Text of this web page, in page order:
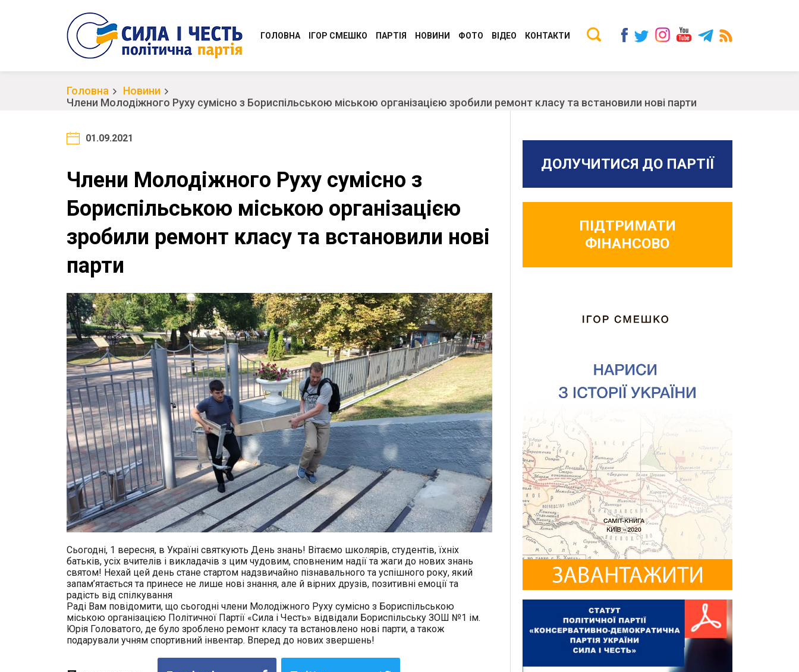
ГОЛОВНА ІГОР СМЕШКО ПАРТІЯ
демократичної партії України “Сила і
Ідеологія
НОВИНИ ФОТО ВІДЕО КОНТАКТИ
Головна
Новини
Члени Молодіжного Руху сумісно з Бориспільською міською організацією зробили ремонт класу та встановили нові парти
01.09.2021
Члени Молодіжного Руху сумісно з
Бориспільською міською організацією
зробили ремонт класу та встановили нові
парти
Сьогодні, 1 вересня, в Україні святкують День знань! Вітаємо школярів, студентів, їхніх
батьків, усіх вчителів і викладачів з цим чудовим, сповненим надії та жаги до нових знань
святом! Нехай цей день стане стартом надзвичайно пізнавального та успішного року, який
запам’ятається та принесе не лише нові знання, але й вірних друзів, позитивні емоції та
радість від спілкування
Раді Вам повідомити, що сьогодні члени Молодіжного Руху сумісно з Бориспільською
міською організацією Політичної Партії «Сила і Честь» відвідали Бориспільську ЗОШ №1 ім.
Юрія Головатого, де було зроблено ремонт класу та встановлено нові парти, а також
подарували учням спортивний інвентар. Вперед до нових звершень!
ДОЛУЧИТИСЯ ДО ПАРТІЇ
ПІДТРИМАТИ
ФІНАНСОВО